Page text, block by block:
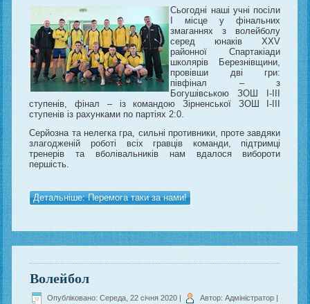
Сьогодні наші учні посіли
І місце у фінальних
змаганнях з волейболу
серед юнаків XXV
районної Спартакіади
школярів Березнівщини,
провівши дві гри:
півфінал – з
Богушівською ЗОШ І-ІІІ
ступенів, фінал – із командою Зірненської ЗОШ І-ІІІ
ступенів із рахунками по партіях 2:0.
Серйозна та нелегка гра, сильні противники, проте завдяки
злагодженій роботі всіх гравців команди, підтримці
тренерів та вболівальників нам вдалося вибороти
першість.
Детальніше: Перемога таки за нами!
Волейбол
Опубліковано: Середа, 22 січня 2020 | Автор: Адміністратор |